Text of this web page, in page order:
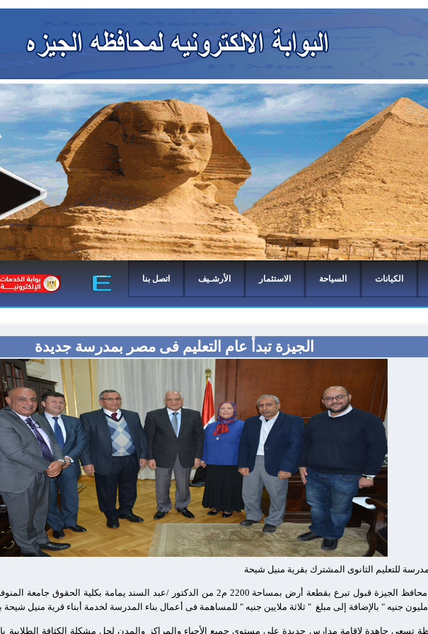
الكيانات السياحة الاستثمار الأرشـيف اتصل بنا
الجيزة تبدأ عام التعليم فى مصر بمدرسة جديدة
للتعليم الثانوى المشترك بقرية منيل شيحة
قرر اللواء أحمد راشد محافظ الجيزة قبول تبرع بقطعة أرض بمساحة 2200 م2 من الدكتور /عبد السند
" ثلاثة ملايين جنيه " للمساهمة فى أعمال بناء المدرسة لخدمة أبناء قرية منيل
تسعى جاهدة لإقامة مدارس جديدة على مستوى جميع الأحياء والمراكز والمدن لحل مشكلة الكثافة الطلابية